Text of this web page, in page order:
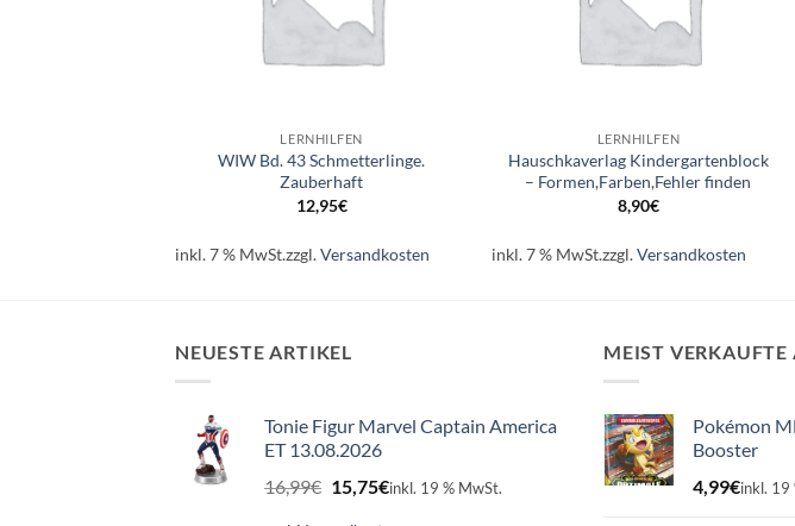
LERNHILFEN
WIW Bd. 43 Schmetterlinge.
Zauberhaft
12,95€
inkl. 7 % MwSt.zzgl.Versandkosten
LERNHILFEN
Hauschkaverlag Kindergartenblock
– Formen,Farben,Fehler finden
8,90€
inkl. 7 % MwSt.zzgl.Versandkosten
NEUESTE ARTIKEL
Tonie Figur Marvel Captain America
ET 13.08.2026
16,99€ Ursprünglicher
Preis
15,75€Aktueller
inkl. 19 % MwSt.
MEIST VERKAUFTE
Pokémon
Booster
4,99€inkl. 19